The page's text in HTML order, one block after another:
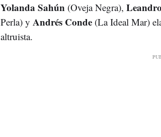
Yolanda Sahún(Oveja Negra),
Perla) y Andrés Conde(La Ideal Mar)
altruista.